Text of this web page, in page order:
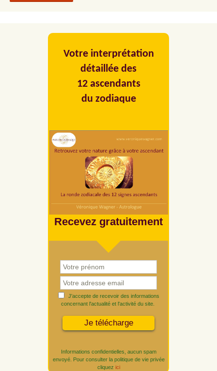
Votre interprétation
détaillée des
12 ascendants
du zodiaque
Recevez gratuitement
J'accepte de recevoir des informations
concernant l'actualité et l'activité du site.
Informations confidentielles, aucun spam
envoyé. Pour consulter la politique de vie privée
cliquez ici